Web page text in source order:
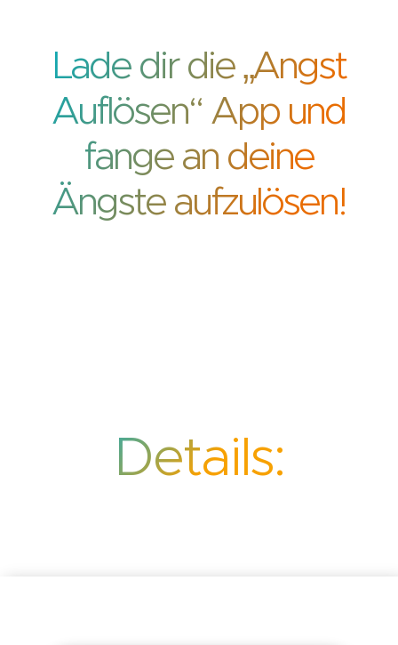
Lade dir die „Angst
Auflösen“ App und
fange an deine
Ängste aufzulösen!
Details: